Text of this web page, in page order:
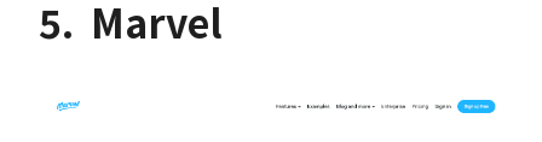
5. Marvel